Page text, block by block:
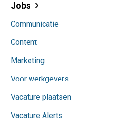
Jobs
Communicatie
Content
Marketing
Voor werkgevers
Vacature plaatsen
Vacature Alerts